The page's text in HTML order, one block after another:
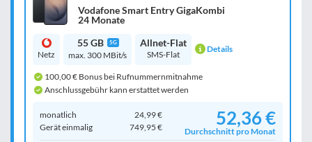
Vodafone Smart Entry GigaKombi
24 Monate
Netz
55 GB 5G
max. 300 MBit/s
Allnet-Flat
SMS-Flat Details
100,00 € Bonus bei Rufnummernmitnahme
Anschlussgebühr kann erstattet werden
monatlich
24,99 €
Gerät einmalig
749,95 € 52,36 €
Durchschnitt pro Monat